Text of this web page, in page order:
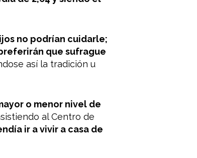
no podrían cuidarle;
que sufrague
así la tradición u
o menor nivel de
al Centro de
ir a vivir a casa de